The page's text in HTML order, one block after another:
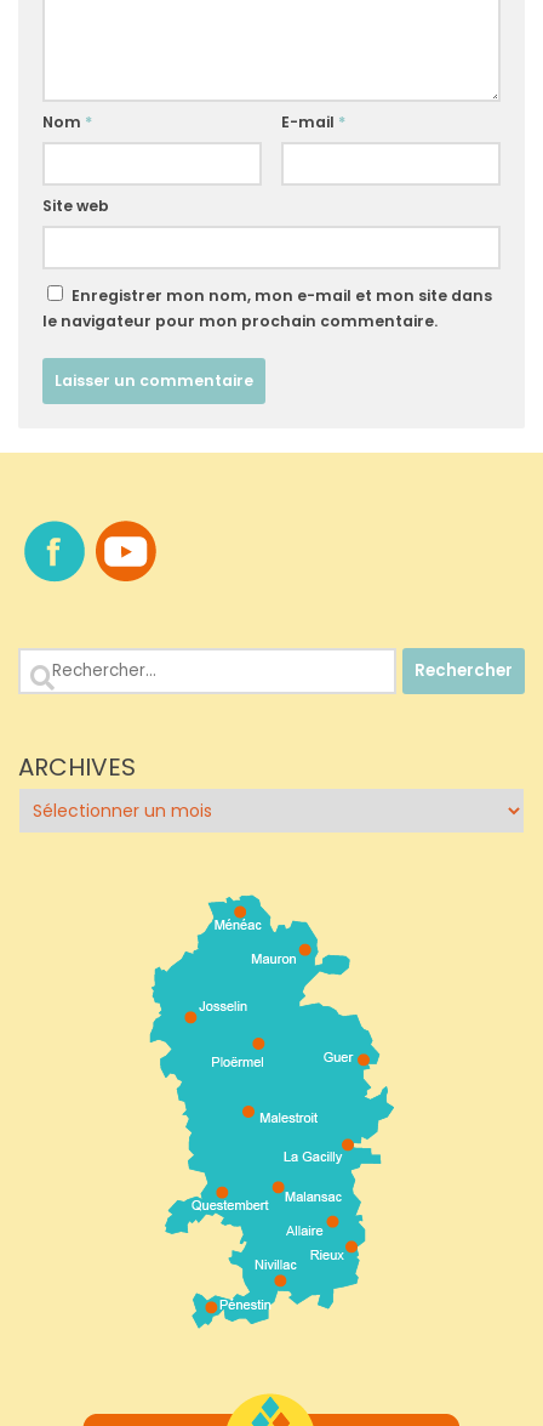
Nom * E-mail *
Site web
Enregistrer mon nom, mon e-mail et mon site dans
le navigateur pour mon prochain commentaire.
Rechercher :
ARCHIVES
Archives